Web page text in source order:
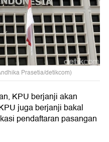
Prasetia/detikcom)
KPU berjanji akan
juga berjanji bakal
pendaftaran pasangan